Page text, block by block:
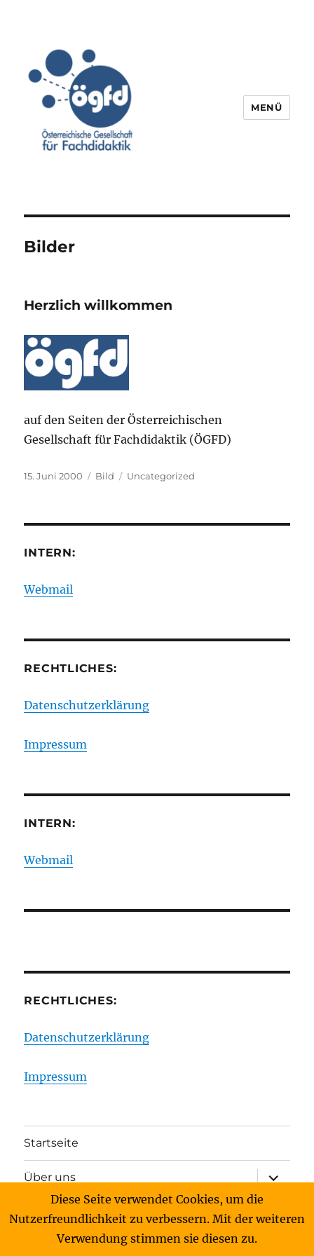
MENÜ
Bilder
Herzlich willkommen
auf den Seiten der Österreichischen
Gesellschaft für Fachdidaktik (ÖGFD)
Veröffentlicht
15. Juni 2000 Format
Bild Kategorien
Uncategorized
INTERN:
Webmail
RECHTLICHES:
Datenschutzerklärung
Impressum
INTERN:
Webmail
RECHTLICHES:
Datenschutzerklärung
Impressum
Startseite
Über uns
anzeigen
Archiv
anzeigen
Kontakt
Diese Seite verwendet Cookies, um die
Nutzerfreundlichkeit zu verbessern. Mit der weiteren
Verwendung stimmen sie diesen zu.